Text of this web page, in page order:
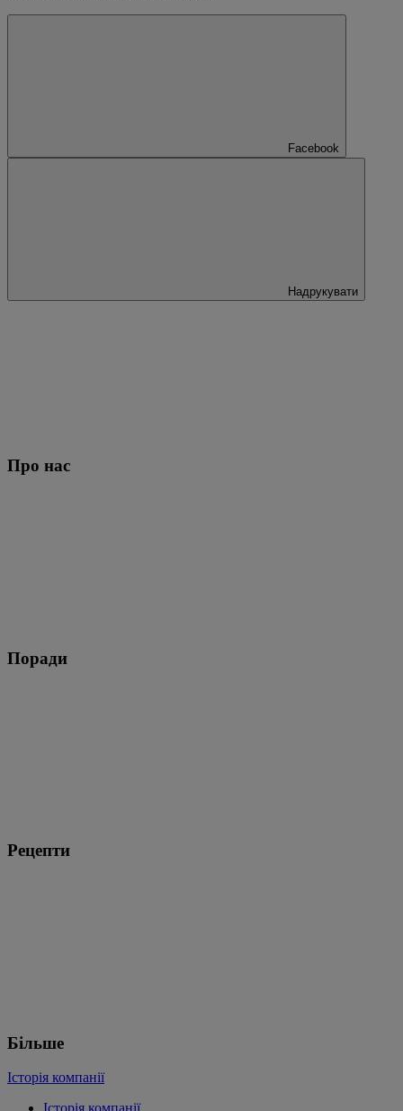
Facebook
Надрукувати
Про нас
Поради
Рецепти
Більше
Історія компанії